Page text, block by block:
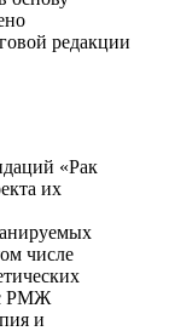
редакции
«Рак
их
числе
с РМЖ
и